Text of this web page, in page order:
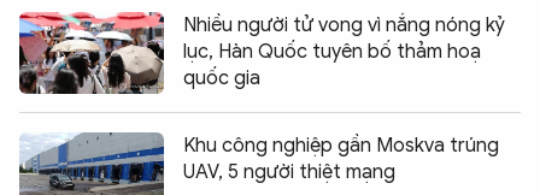
Nhiều người tử vong vì nắng nóng kỷ
lục, Hàn Quốc tuyên bố thảm hoạ
quốc gia
Khu công nghiệp gần Moskva trúng
UAV, 5 người thiệt mạng